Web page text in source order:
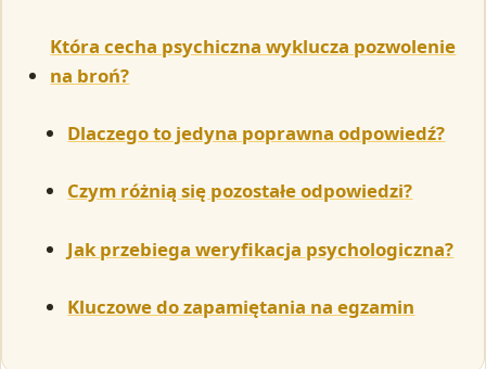
Która cecha psychiczna wyklucza pozwolenie
na broń?
Dlaczego to jedyna poprawna odpowiedź?
Czym różnią się pozostałe odpowiedzi?
Jak przebiega weryfikacja psychologiczna?
Kluczowe do zapamiętania na egzamin